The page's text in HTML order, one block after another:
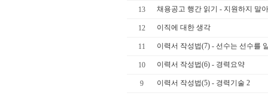
13 채용공고 행간 읽기 - 지원하지 말
12 이직에 대한 생각
11 이력서 작성법(7) - 선수는 선수를
10 이력서 작성법(6) - 경력요약
9 이력서 작성법(5) - 경력기술 2